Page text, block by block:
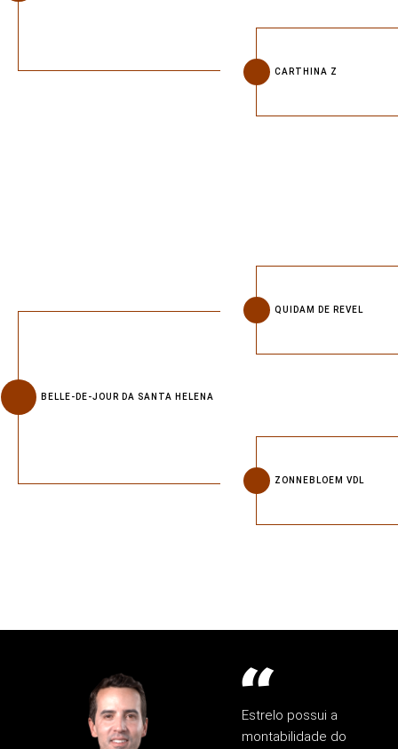
BELLE-DE-JOUR DA SANTA HELENA
CARTHINA Z
QUIDAM DE REVEL
ZONNEBLOEM VDL
Estrelo possui a
montabilidade do